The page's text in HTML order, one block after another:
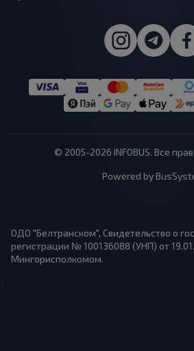
© 2005-2026 INFOBUS. Все
Powered by
ОДО "Белтранском", Свидетельство о
регистрации № 100136088 (УНП) от
Мингорисполкомом.